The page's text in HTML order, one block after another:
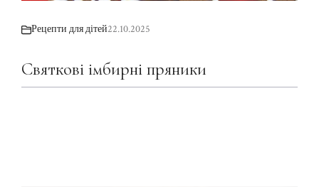
Рецепти для дітей22.10.2025
Святкові імбирні пряники